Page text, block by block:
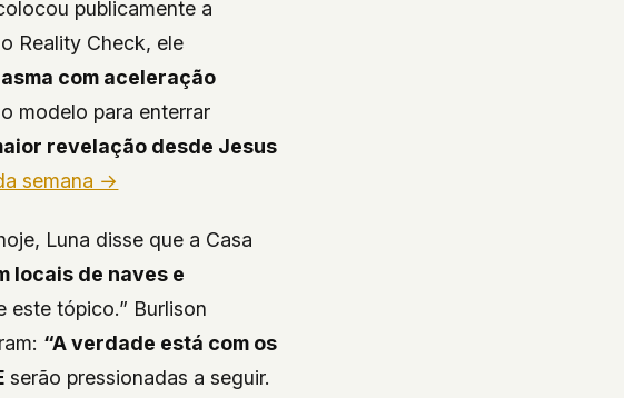
publicamente a
Reality Check, ele
com aceleração
modelo para enterrar
revelação desde Jesus
semana →
Luna disse que a Casa
locais de naves e
este tópico.” Burlison
“A verdade está com os
serão pressionadas a seguir.